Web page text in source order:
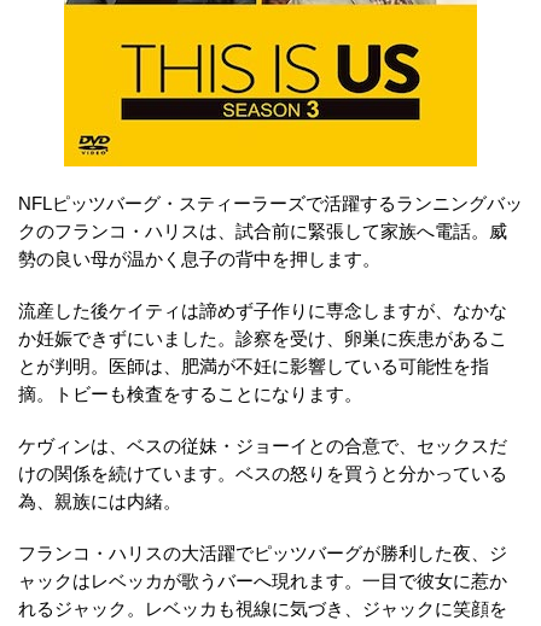
NFLピッツバーグ・スティーラーズで活躍するランニングバッ
クのフランコ・ハリスは、試合前に緊張して家族へ電話。威
勢の良い母が温かく息子の背中を押します。
流産した後ケイティは諦めず子作りに専念しますが、なかな
か妊娠できずにいました。診察を受け、卵巣に疾患があるこ
とが判明。医師は、肥満が不妊に影響している可能性を指
摘。トビーも検査をすることになります。
ケヴィンは、ベスの従妹・ジョーイとの合意で、セックスだ
けの関係を続けています。ベスの怒りを買うと分かっている
為、親族には内緒。
フランコ・ハリスの大活躍でピッツバーグが勝利した夜、ジ
ャックはレベッカが歌うバーへ現れます。一目で彼女に惹か
れるジャック。レベッカも視線に気づき、ジャックに笑顔を